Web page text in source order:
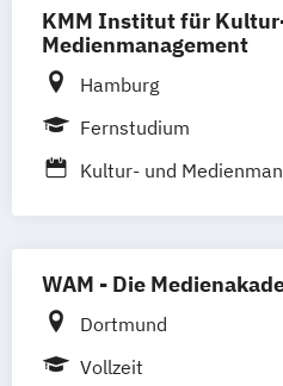
KMM Institut für
Medienmanagement
Hamburg
Fernstudium
Kultur- und
WAM - Die
Dortmund
Vollzeit